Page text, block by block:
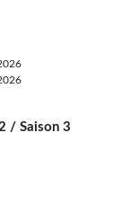
/ Saison 3